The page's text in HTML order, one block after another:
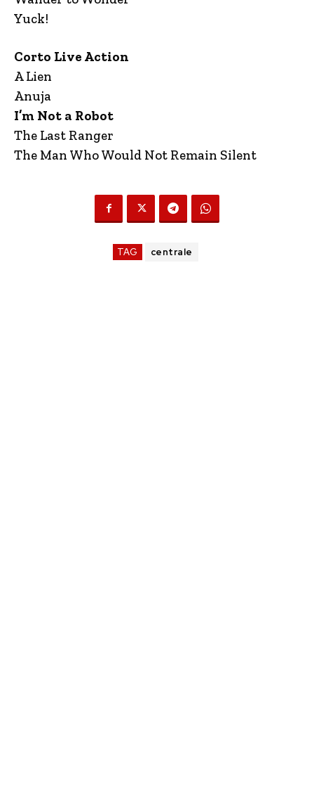
Yuck!
Corto Live Action
A Lien
Anuja
I’m Not a Robot
The Last Ranger
The Man Who Would Not Remain Silent
TAG centrale